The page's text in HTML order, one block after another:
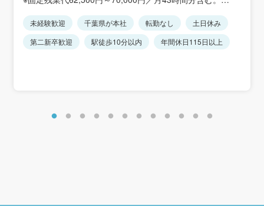
※転勤は一切ありません。
※年齢・経験により変動あり。じっくりご相談して決定し
ましょう！
未経験歓迎 千葉県が本社 転勤なし
土日休み
第二新卒歓迎
駅徒歩10分以内 年間休日115日以上